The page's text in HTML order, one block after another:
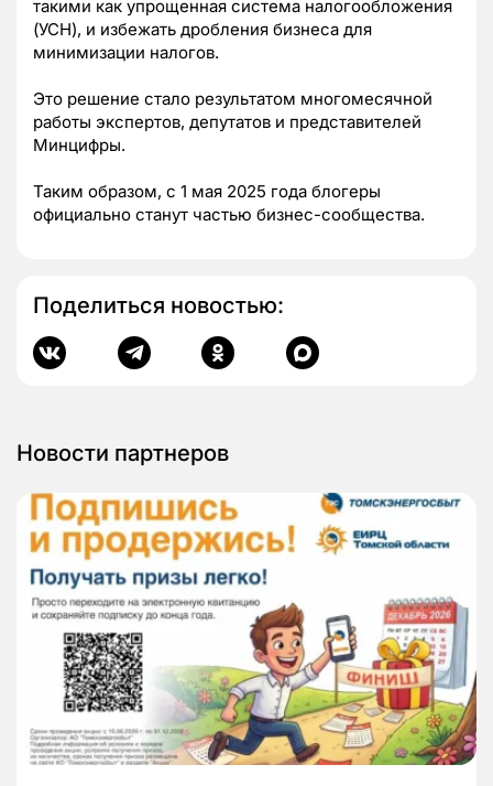
такими как упрощенная система налогообложения
(УСН), и избежать дробления бизнеса для
минимизации налогов.
Это решение стало результатом многомесячной
работы экспертов, депутатов и представителей
Минцифры.
Таким образом, с 1 мая 2025 года блогеры
официально станут частью бизнес-сообщества.
Поделиться новостью:
Новости партнеров